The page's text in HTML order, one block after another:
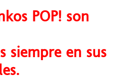
POP! son
siempre en sus